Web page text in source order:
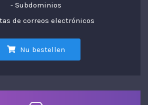
- Subdominios
de correos electrónicos
Nu bestellen